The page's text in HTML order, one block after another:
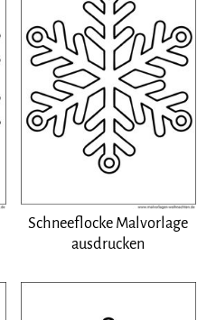
Schneeflocke Malvorlage
ausdrucken